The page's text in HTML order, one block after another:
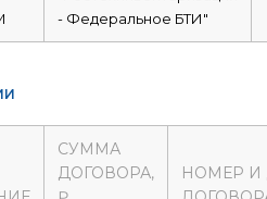
- Федеральное БТИ"
СУММА
ДОГОВОРА,
НОМЕР И